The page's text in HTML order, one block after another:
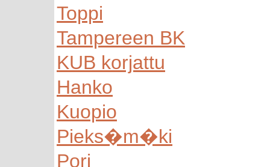
Toppi
Tampereen BK
KUB korjattu
Hanko
Kuopio
Pieks�m�ki
Pori